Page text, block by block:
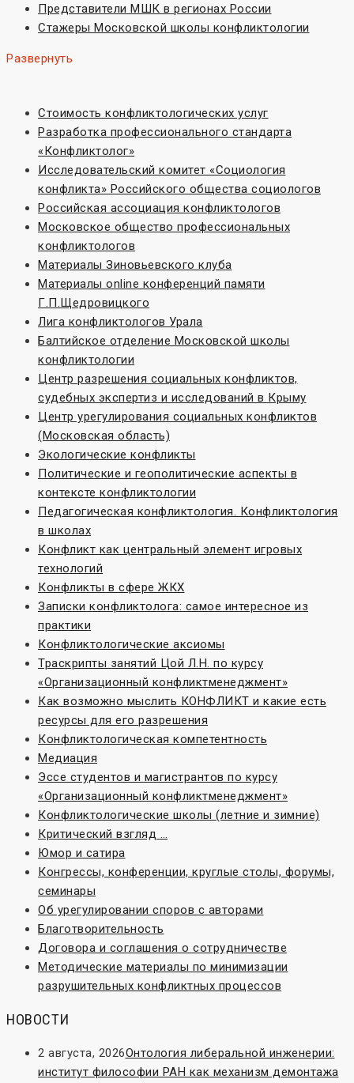
Представители МШК в регионах России
Стажеры Московской школы конфликтологии
Развернуть
Стоимость конфликтологических услуг
Разработка профессионального стандарта
«Конфликтолог»
Исследовательский комитет «Социoлогия
конфликта» Российского общества социологов
Российская ассоциация конфликтологов
Московское общество профессиональных
конфликтологов
Материалы Зиновьевского клуба
Материалы online конференций памяти
Г.П.Щедровицкого
Лига конфликтологов Урала
Балтийское отделение Московской школы
конфликтологии
Центр разрешения социальных конфликтов,
судебных экспертиз и исследований в Крыму
Центр урегулирования социальных конфликтов
(Московская область)
Экологические конфликты
Политические и геополитические аспекты в
контексте конфликтологии
Педагогическая конфликтология. Конфликтология
в школах
Конфликт как центральный элемент игровых
технологий
Конфликты в сфере ЖКХ
Записки конфликтолога: самое интересное из
практики
Конфликтологические аксиомы
Траскрипты занятий Цой Л.Н. по курсу
«Организационный конфликтменеджмент»
Как возможно мыслить КОНФЛИКТ и какие есть
ресурсы для его разрешения
Конфликтологическая компетентность
Медиация
Эссе студентов и магистрантов по курсу
«Организационный конфликтменеджмент»
Конфликтологические школы (летние и зимние)
Критический взгляд …
Юмор и сатира
Конгрессы, конференции, круглые столы, форумы,
семинары
Об урегулировании споров с авторами
Благотворительность
Договора и соглашения о сотрудничестве
Методические материалы по минимизации
разрушительных конфликтных процессов
НОВОСТИ
2 августа, 2026Онтология либеральной инженерии:
институт философии РАН как механизм демонтажа